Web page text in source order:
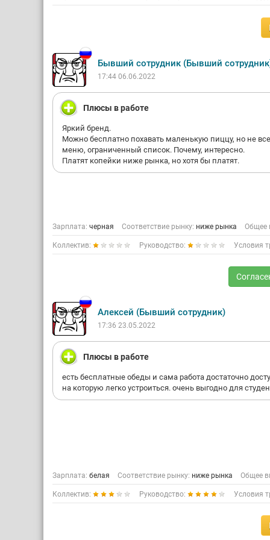
Бывший сотрудник (Бывший
17:44 06.06.2022
Плюсы в работе
Яркий бренд.
Можно бесплатно похавать маленькую пиццу, но не
меню, ограниченный список. Почему, интересно.
Платят копейки ниже рынка, но хотя бы платят.
Зарплата: черная Соответствие рынку: ниже рынка Общее
Коллектив: Руководство: Условия
Алексей (Бывший сотрудник)
17:36 23.05.2022
Плюсы в работе
есть бесплатные обеды и сама работа достаточно
на которую легко устроиться. очень выгодно для
Зарплата: белая Соответствие рынку: ниже рынка Общее
Коллектив: Руководство: Условия